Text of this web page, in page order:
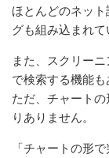
ほとんどのネッ
グも組み込まれて
また、スクリー
で検索する機能も
ただ、チャート
りありません。
「チャートの形